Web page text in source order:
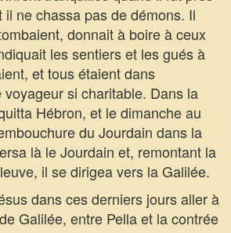
il ne chassa pas de démons. Il
donnait à boire à ceux
les sentiers et les gués à
et tous étaient dans
voyageur si charitable. Dans la
Hébron, et le dimanche au
du Jourdain dans la
là le Jourdain et, remontant la
il se dirigea vers la Galilée.
dans ces derniers jours aller à
Galilée, entre Pella et la contrée